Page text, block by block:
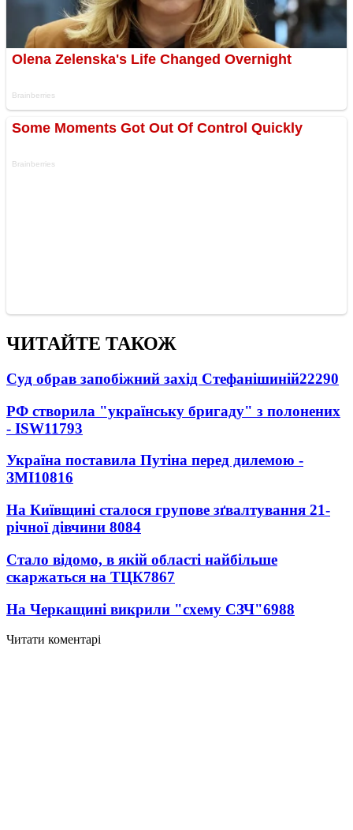
ЧИТАЙТЕ ТАКОЖ
Суд обрав запобіжний захід Стефанішиній22290
РФ створила "українську бригаду" з полонених
- ISW11793
Україна поставила Путіна перед дилемою -
ЗМІ10816
На Київщині сталося групове зґвалтування 21-
річної дівчини 8084
Стало відомо, в якій області найбільше
скаржаться на ТЦК7867
На Черкащині викрили "схему СЗЧ"6988
Читати коментарі